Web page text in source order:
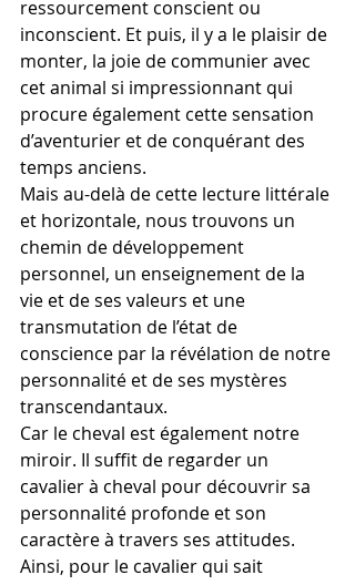
ressourcement conscient ou
inconscient. Et puis, il y a le plaisir de
monter, la joie de communier avec
cet animal si impressionnant qui
procure également cette sensation
d’aventurier et de conquérant des
temps anciens.
Mais au-delà de cette lecture littérale
et horizontale, nous trouvons un
chemin de développement
personnel, un enseignement de la
vie et de ses valeurs et une
transmutation de l’état de
conscience par la révélation de notre
personnalité et de ses mystères
transcendantaux.
Car le cheval est également notre
miroir. Il suffit de regarder un
cavalier à cheval pour découvrir sa
personnalité profonde et son
caractère à travers ses attitudes.
Ainsi, pour le cavalier qui sait